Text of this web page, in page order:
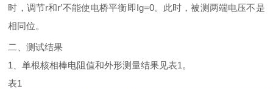
时，调节r和r′不能使电桥平衡即Ig=0。此时，被测两端电压不是
相同位。
二、测试结果
1、单根核相棒电阻值和外形测量结果见表1。
表1